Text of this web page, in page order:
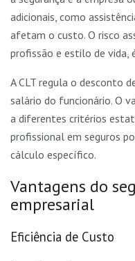
adicionais, como
afetam o custo. O risco
profissão e estilo de vida,
A CLT regula o desconto
salário do funcionário. O
a diferentes critérios
profissional em seguros
cálculo específico.
Vantagens do
empresarial
Eficiência de Custo